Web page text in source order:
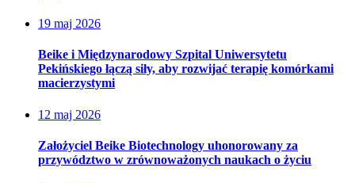
19 maj 2026
Beike i Międzynarodowy Szpital Uniwersytetu
Pekińskiego łączą siły, aby rozwijać terapię komórkami
macierzystymi
12 maj 2026
Założyciel Beike Biotechnology uhonorowany za
przywództwo w zrównoważonych naukach o życiu